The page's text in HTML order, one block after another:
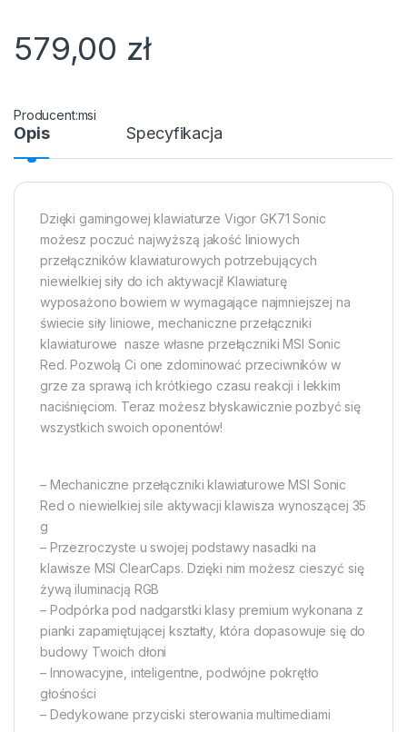
579,00 zł
msi
Opis Specyfikacja
Dzięki gamingowej klawiaturze Vigor GK71 Sonic
możesz poczuć najwyższą jakość liniowych
przełączników klawiaturowych potrzebujących
niewielkiej siły do ich aktywacji! Klawiaturę
wyposażono bowiem w wymagające najmniejszej na
świecie siły liniowe, mechaniczne przełączniki
klawiaturowe  nasze własne przełączniki MSI Sonic
Red. Pozwolą Ci one zdominować przeciwników w
grze za sprawą ich krótkiego czasu reakcji i lekkim
naciśnięciom. Teraz możesz błyskawicznie pozbyć się
wszystkich swoich oponentów!
– Mechaniczne przełączniki klawiaturowe MSI Sonic
Red o niewielkiej sile aktywacji klawisza wynoszącej 35
g
– Przezroczyste u swojej podstawy nasadki na
klawisze MSI ClearCaps. Dzięki nim możesz cieszyć się
żywą iluminacją RGB
– Podpórka pod nadgarstki klasy premium wykonana z
pianki zapamiętującej kształty, która dopasowuje się do
budowy Twoich dłoni
– Innowacyjne, inteligentne, podwójne pokrętło
głośności
– Dedykowane przyciski sterowania multimediami